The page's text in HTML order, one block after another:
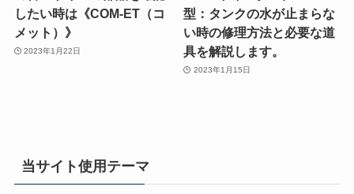
したい時は《COM-ET（コ
メット）》
2023年1月22日
型：タンクの水が止まらな
い時の修理方法と必要な道
具を解説します。
2023年1月15日
当サイト使用テーマ